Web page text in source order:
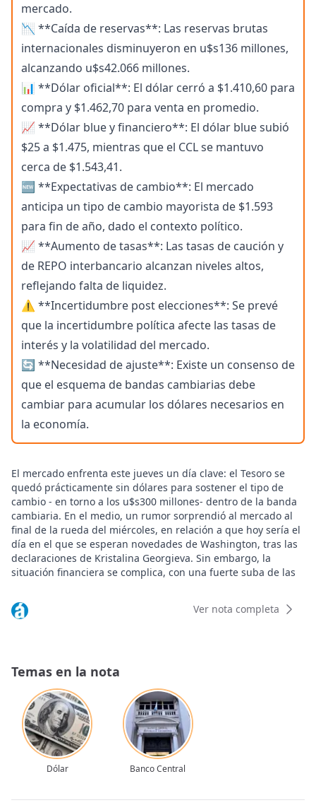
mercado.
📉 **Caída de reservas**: Las reservas brutas
internacionales disminuyeron en u$s136 millones,
alcanzando u$s42.066 millones.
📊 **Dólar oficial**: El dólar cerró a $1.410,60 para
compra y $1.462,70 para venta en promedio.
📈 **Dólar blue y financiero**: El dólar blue subió
$25 a $1.475, mientras que el CCL se mantuvo
cerca de $1.543,41.
🆕 **Expectativas de cambio**: El mercado
anticipa un tipo de cambio mayorista de $1.593
para fin de año, dado el contexto político.
📈 **Aumento de tasas**: Las tasas de caución y
de REPO interbancario alcanzan niveles altos,
reflejando falta de liquidez.
⚠️ **Incertidumbre post elecciones**: Se prevé
que la incertidumbre política afecte las tasas de
interés y la volatilidad del mercado.
🔄 **Necesidad de ajuste**: Existe un consenso de
que el esquema de bandas cambiarias debe
cambiar para acumular los dólares necesarios en
la economía.
El mercado enfrenta este jueves un día clave: el Tesoro se
quedó prácticamente sin dólares para sostener el tipo de
cambio - en torno a los u$s300 millones- dentro de la banda
cambiaria. En el medio, un rumor sorprendió al mercado al
final de la rueda del miércoles, en relación a que hoy sería el
día en el que se esperan novedades de Washington, tras las
declaraciones de Kristalina Georgieva. Sin embargo, la
situación financiera se complica, con una fuerte suba de las
para contener el dólar, sin usar los dólares del Banco Central.
El dólar oficial cerró el miércoles a $1.410,60 para la compra y
para la compra y $1.455 para la venta.
Las reservas brutas internacionales cayeron u$s136 millones,
hasta los u$s42.066 millones. Fuentes oficiales dijeron a
Ámbito que hubo pagos de deuda por aproximadamente
u$s35 millones. El dólar cripto, opera este jueves como
anticipo de el arranque de la rueda, con una suba del 0,3%
ubicándose en los $1.550.
"El dólar mayorista cierra en niveles de venta del Tesoro, en
estos niveles. Se operaron u$s669 millones", reveló una
Ver nota completa
Temas en la nota
Dólar Banco Central